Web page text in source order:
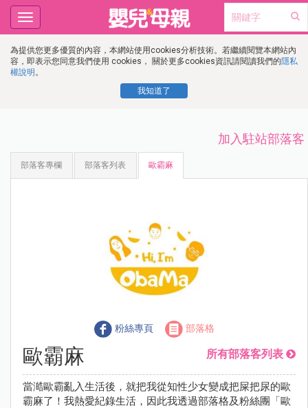
為提供您更多優質的內容，本網站使用cookies分析技術。若繼續閱覽本網站內
容，即表示您同意我們使用 cookies， 關於更多cookies資訊請閱讀我們的隱私
權說明 。
我知道了
Toggle
navigation
加入駐站部落客
部落客專欄 部落客列表 歐霸麻
粉絲專頁 部落格
歐霸麻 所有部落客列表
當澔歐霸亂入生活後，就把我從知性少女變成把屎把尿的歐
霸麻了！我熱愛紀錄生活，因此我透過部落格及粉絲團「歐